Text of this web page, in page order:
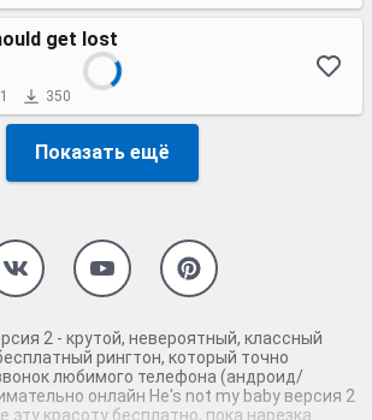
get lost
350
Показать ещё
2 - крутой, невероятный, классный
рингтон, который точно
любимого телефона (андроид/
онлайн He's not my baby версия 2
эту красоту бесплатно, пока нарезка